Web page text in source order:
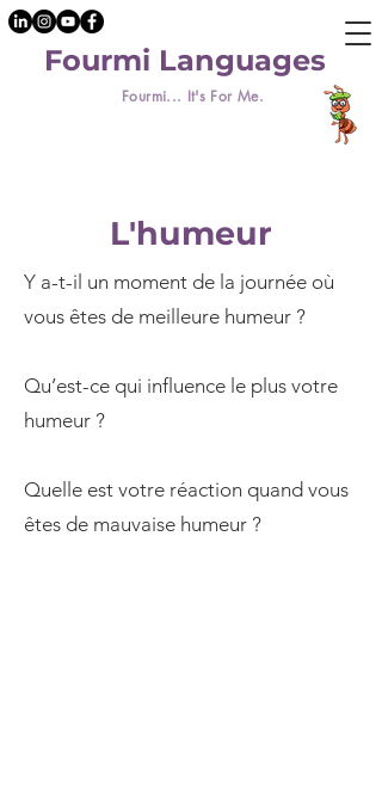
Fourmi... It's For Me.
Fourmi Languages
L'humeur
Y a-t-il un moment de la journée où
vous êtes de meilleure humeur ?
Qu’est-ce qui influence le plus votre
humeur ?
Quelle est votre réaction quand vous
êtes de mauvaise humeur ?